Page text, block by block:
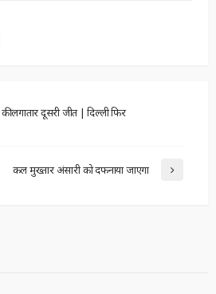
लगातार दूसरी जीत | दिल्ली फिर
कल मुख्तार अंसारी को दफनाया जाएगा